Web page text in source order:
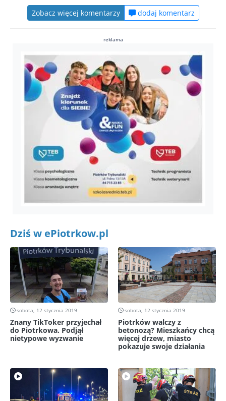
Zobacz więcej komentarzy dodaj komentarz
reklama
Dziś w ePiotrkow.pl
sobota, 12 stycznia 2019
Znany TikToker przyjechał
do Piotrkowa. Podjął
nietypowe wyzwanie
sobota, 12 stycznia 2019
Piotrków walczy z
betonozą? Mieszkańcy chcą
więcej drzew, miasto
pokazuje swoje działania